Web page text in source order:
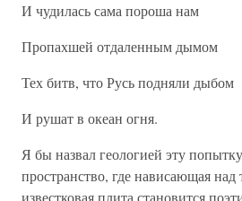
И чудилась сама пороша нам
Пропахшей отдаленным дымом
Тех битв, что Русь подняли дыбом
И рушат в океан огня.
Я бы назвал геологией эту
пространство, где нависающая
известковая плита становится